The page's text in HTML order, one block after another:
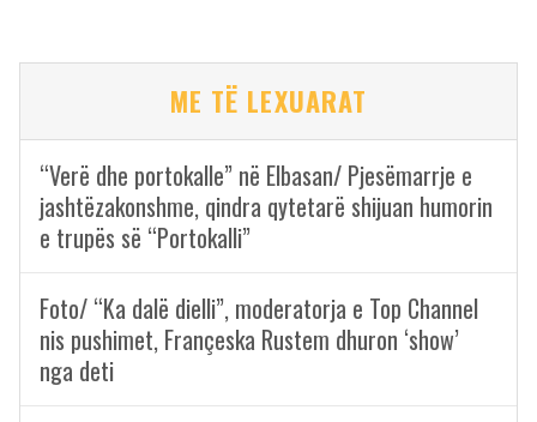
ME TË LEXUARAT
“Verë dhe portokalle” në Elbasan/ Pjesëmarrje e
jashtëzakonshme, qindra qytetarë shijuan humorin
e trupës së “Portokalli”
Foto/ “Ka dalë dielli”, moderatorja e Top Channel
nis pushimet, Françeska Rustem dhuron ‘show’
nga deti